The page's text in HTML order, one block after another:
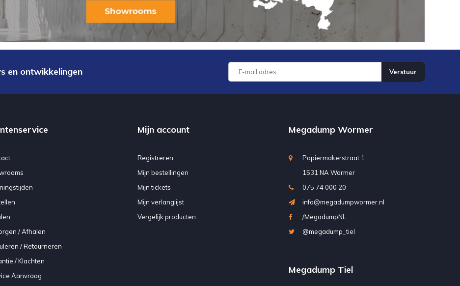
en ontwikkelingen Verstuur
/ Afhalen
/ Retourneren
/ Klachten
Aanvraag
Mijn account
Registreren
Mijn bestellingen
Mijn tickets
Mijn verlanglijst
Vergelijk producten
Megadump Wormer
Papiermakerstraat 1
1531 NA Wormer
075 74 000 20
info@megadumpwormer.nl
/MegadumpNL
@megadump_tiel
Megadump Tiel